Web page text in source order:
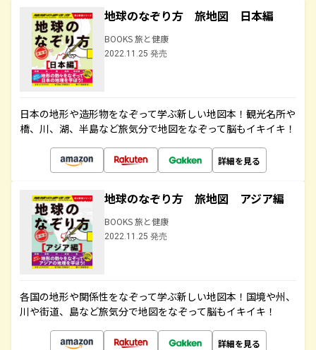
地球のなぞり方 旅地図 日本編
BOOKS 旅と健康
2022.11.25 発売
日本の地形や造形物をなぞって学ぶ新しい地図本！観光名所や
橋、川、湖、半島など旅気分で地図をなぞって脳もイキイキ！
詳細を見る
地球のなぞり方 旅地図 アジア編
BOOKS 旅と健康
2022.11.25 発売
各国の地形や関係性をなぞって学ぶ新しい地図本！国境や州、
川や街道、島など旅気分で地図をなぞって脳もイキイキ！
詳細を見る